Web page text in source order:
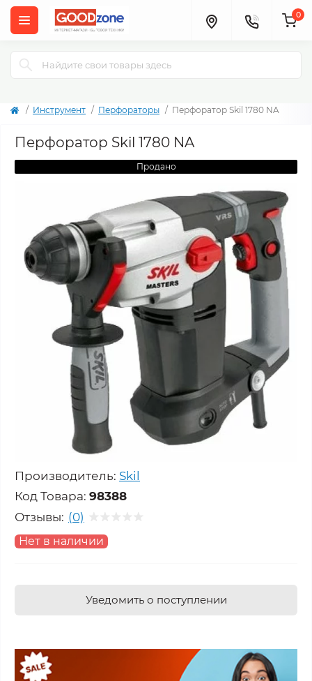
0
Инструмент Перфораторы Перфоратор Skil 1780 NA
Перфоратор Skil 1780 NA
Продано
Производитель: Skil
Код Товара: 98388
Отзывы: (0)
Нет в наличии
Уведомить о поступлении